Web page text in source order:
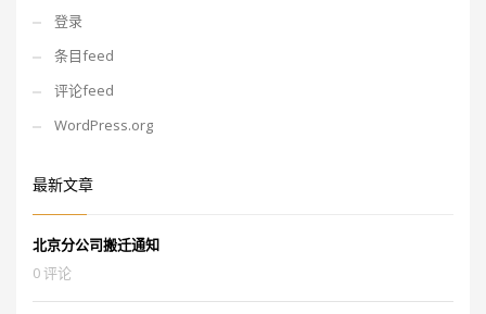
登录
条目feed
评论feed
WordPress.org
最新文章
北京分公司搬迁通知
0 评论